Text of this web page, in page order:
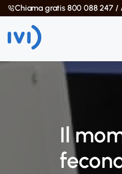
Chiama gratis 800 088 247 /
Il